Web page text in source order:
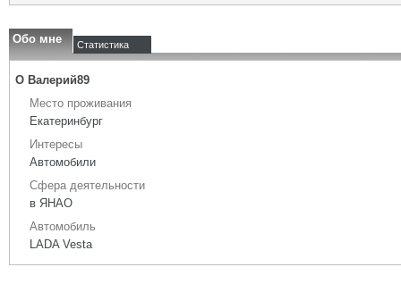
Обо мне Статистика
О Валерий89
Место проживания
Екатеринбург
Интересы
Автомобили
Сфера деятельности
в ЯНАО
Автомобиль
LADA Vesta